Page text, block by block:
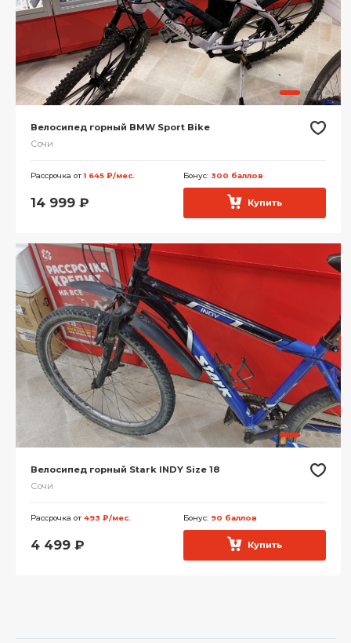
Велосипед горный BMW Sport Bike
Сочи
Рассрочка от1 645 ₽/мес. Бонус: 300 баллов
14 999 ₽ Купить
Велосипед горный Stark INDY Size 18
Сочи
Рассрочка от 493 ₽/мес. Бонус: 90 баллов
4 499 ₽ Купить